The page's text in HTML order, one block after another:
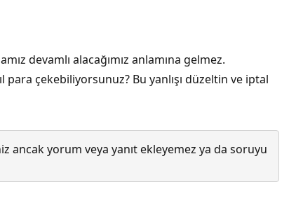
devamlı alacağımız anlamına gelmez.
çekebiliyorsunuz? Bu yanlışı düzeltin ve iptal
ancak yorum veya yanıt ekleyemez ya da soruyu